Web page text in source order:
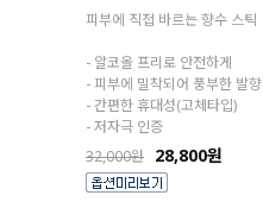
피부에 직접 바르는 향수 스틱
- 알코올 프리로 안전하게
- 피부에 밀착되어 풍부한 발향
- 간편한 휴대성(고체타입)
- 저자극 인증
32,000원 28,800원